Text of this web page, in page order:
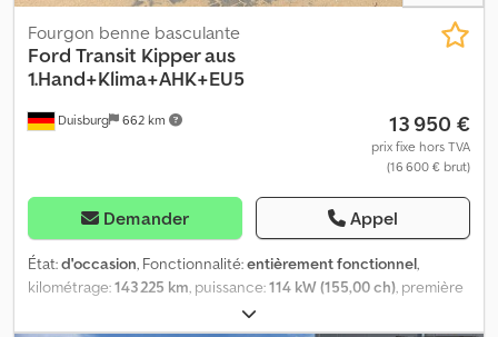
Duisburg 662 km
Fourgon benne basculante
Ford Transit Kipper aus
1.Hand+Klima+AHK+EU5
13 950 €
prix fixe hors TVA
(16 600 € brut)
Demander Appel
État:d'occasion, Fonctionnalité:entièrement fonctionnel,
kilométrage:143 225 km , puissance:114 kW (155,00 ch) , première
, type de carburant: